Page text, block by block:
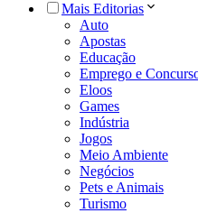
Mais Editorias
Auto
Apostas
Educação
Emprego e
Eloos
Games
Indústria
Jogos
Meio Ambiente
Negócios
Pets e Animais
Turismo